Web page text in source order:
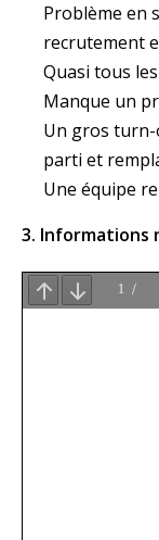
Problème en
recrutement
Quasi tous
Manque un
Un gros turn-
parti et
Une équipe
3. Informations